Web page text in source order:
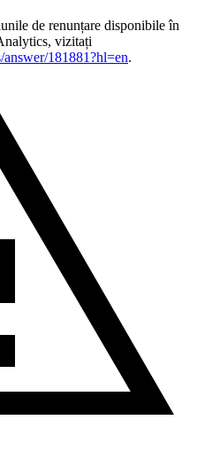
de renunțare disponibile în
vizitați
181881?hl=en.